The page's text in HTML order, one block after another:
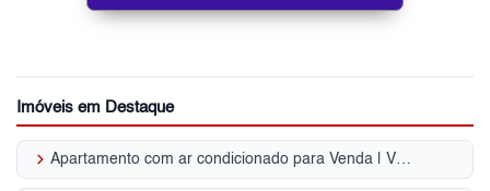
Imóveis em Destaque
keyboard_arrow_right Apartamento com ar condicionado para Venda | Vila Maria Alta